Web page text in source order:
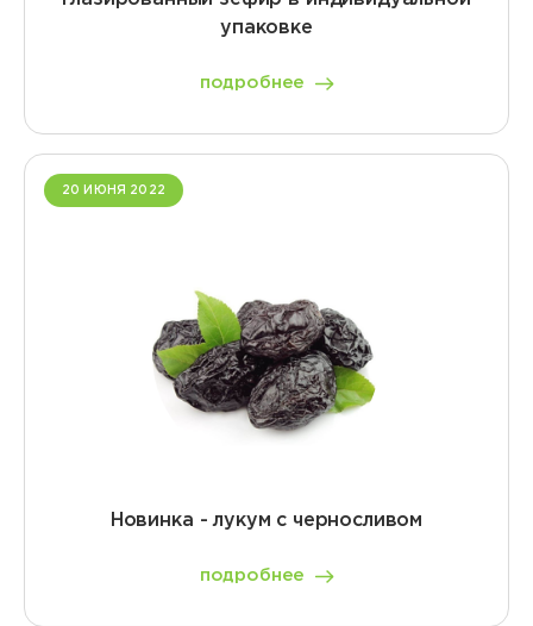
упаковке
подробнее
20 ИЮНЯ 2022
Новинка - лукум с черносливом
подробнее